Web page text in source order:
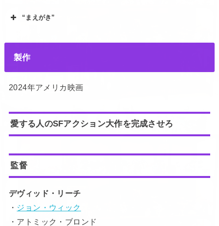
“まえがき”
製作
2024年アメリカ映画
愛する人のSFアクション大作を完成させろ
監督
デヴィッド・リーチ
・ ジョン・ウィック
・アトミック・ブロンド